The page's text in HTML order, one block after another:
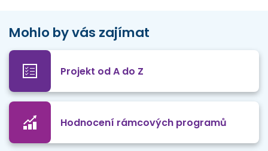
Mohlo by vás zajímat
Projekt od A do Z
Hodnocení rámcových programů